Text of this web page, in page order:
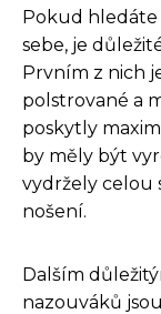
Pokud hledáte
sebe, je
Prvním z nich
polstrované a
poskytly
by měly být
vydržely celou
nošení.
Dalším
nazouváků